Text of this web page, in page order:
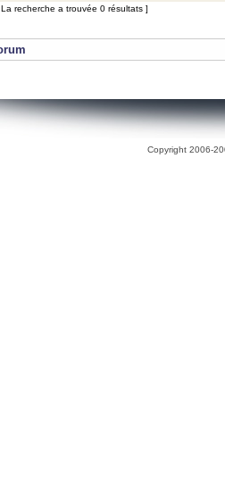
recherche a trouvée 0 résultats ]
Copyright 2006-